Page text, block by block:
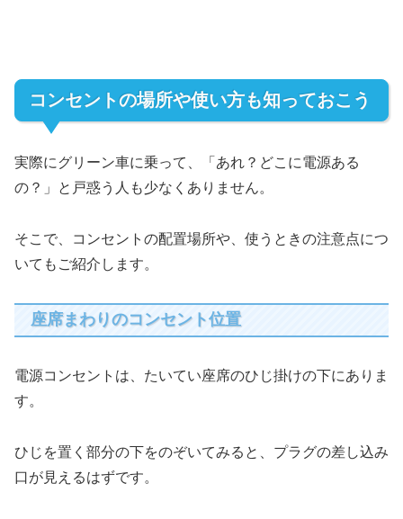
コンセントの場所や使い方も知っておこう
実際にグリーン車に乗って、「あれ？どこに電源ある
の？」と戸惑う人も少なくありません。
そこで、コンセントの配置場所や、使うときの注意点につ
いてもご紹介します。
座席まわりのコンセント位置
電源コンセントは、たいてい座席のひじ掛けの下にありま
す。
ひじを置く部分の下をのぞいてみると、プラグの差し込み
口が見えるはずです。